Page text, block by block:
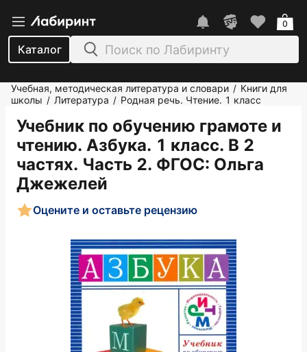
Каталог
0
Учебная, методическая литература и словари / Книги для
школы / Литература / Родная речь. Чтение. 1 класс
Учебник по обучению грамоте и
чтению. Азбука. 1 класс. В 2
частях. Часть 2. ФГОС: Ольга
Джежелей
Оцените и оставьте рецензию